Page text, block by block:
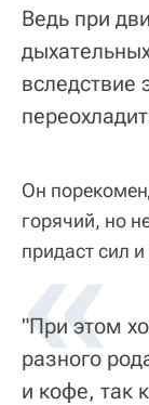
Ведь при
вследствие
Он
горячий, но
придаст сил
«
"При этом
разного
и кофе, так